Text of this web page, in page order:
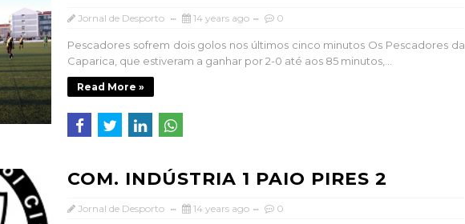
Jornal de Desporto 14 years ago 0
Pescadores sofrem dois golos nos últimos cinco minutos Os Pescadores da
Caparica, que estiveram a ganhar por 2-0 até aos 85 minutos,...
Read More »
COM. INDÚSTRIA 1 PAIO PIRES 2
Jornal de Desporto 14 years ago 0